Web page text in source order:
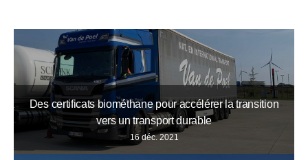
Des certificats biométhane pour accélérer la transition
vers un transport durable
16 déc. 2021